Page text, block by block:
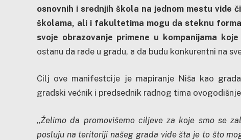
osnovnih i srednjih škola na jednom mestu vide
školama, ali i fakultetima mogu da steknu
svoje obrazovanje primene u kompanijama
ostanu da rade u gradu, a da budu konkurentni na
Cilj ove manifestcije je mapiranje Niša kao
gradski većnik i predsednik radnog tima
„Želimo da promovišemo ciljeve za koje smo se
posluju na teritoriji našeg grada vide šta je to što